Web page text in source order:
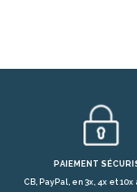
PAIEMENT
CB, PayPal, en 3x, 4x et